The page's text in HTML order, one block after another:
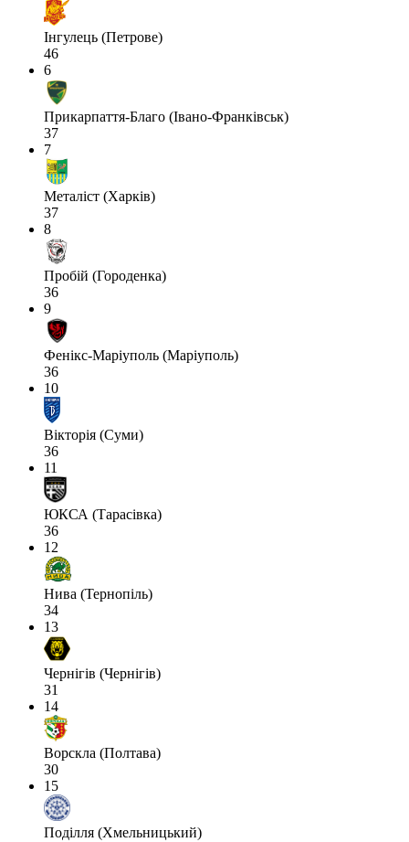
Інгулець (Петрове)
46
6
Прикарпаття-Благо (Івано-Франківськ)
37
7
Металіст (Харків)
37
8
Пробій (Городенка)
36
9
Фенікс-Маріуполь (Маріуполь)
36
10
Вікторія (Суми)
36
11
ЮКСА (Тарасівка)
36
12
Нива (Тернопіль)
34
13
Чернігів (Чернігів)
31
14
Ворскла (Полтава)
30
15
Поділля (Хмельницький)